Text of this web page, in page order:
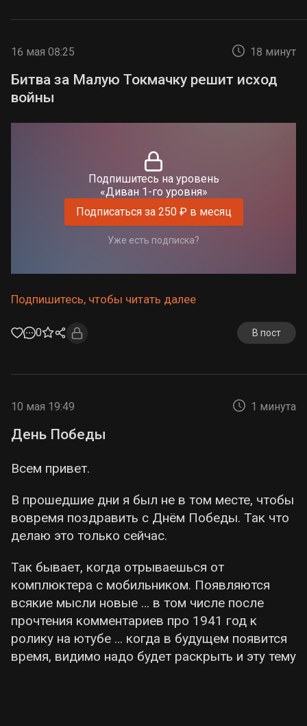
16 мая 08:25 18 минут
Битва за Малую Токмачку решит исход
войны
Подпишитесь на уровень
«Диван 1-го уровня»
Подписаться за 250 ₽ в месяц
Уже есть подписка?
Подпишитесь, чтобы читать далее
0 В пост
10 мая 19:49 1 минута
День Победы
Всем привет.
В прошедшие дни я был не в том месте, чтобы
вовремя поздравить с Днём Победы. Так что
делаю это только сейчас.
Так бывает, когда отрываешься от
комплюктера с мобильником. Появляются
всякие мысли новые … в том числе после
прочтения комментариев про 1941 год к
ролику на ютубе … когда в будущем появится
время, видимо надо будет раскрыть и эту тему